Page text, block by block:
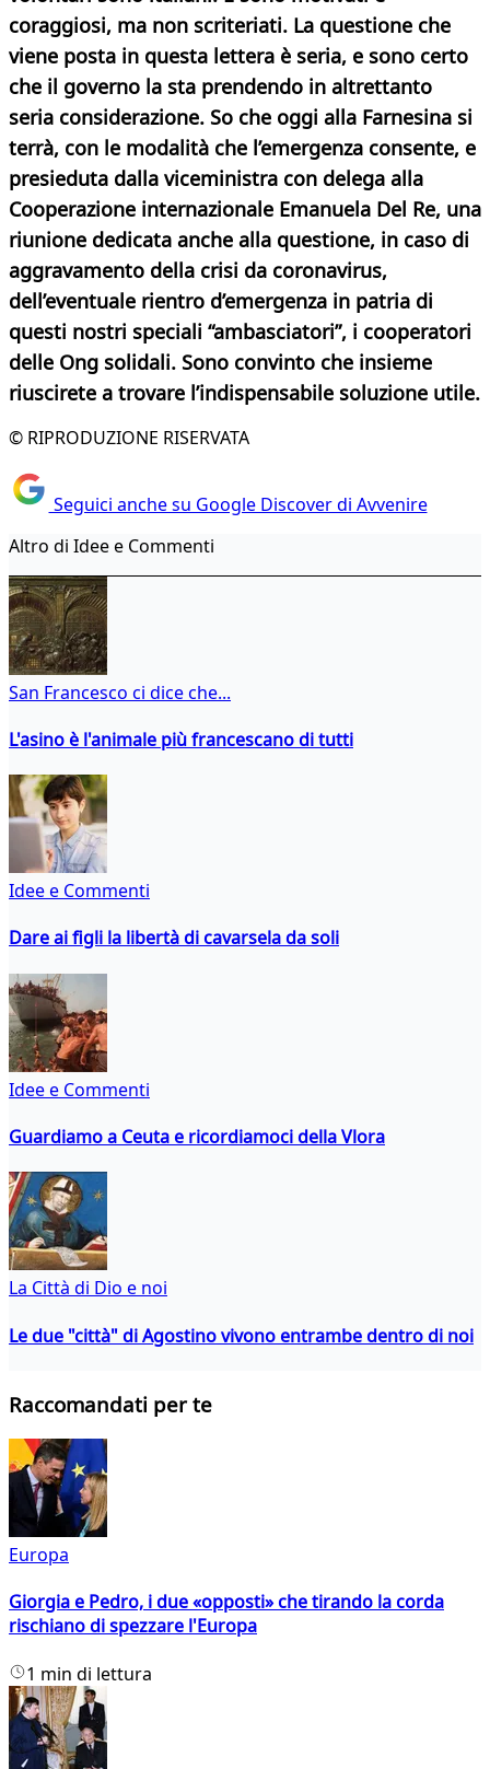
coraggiosi, ma non scriteriati. La questione che
viene posta in questa lettera è seria, e sono certo
che il governo la sta prendendo in altrettanto
seria considerazione. So che oggi alla Farnesina si
terrà, con le modalità che l’emergenza consente, e
presieduta dalla viceministra con delega alla
Cooperazione internazionale Emanuela Del Re, una
riunione dedicata anche alla questione, in caso di
aggravamento della crisi da coronavirus,
dell’eventuale rientro d’emergenza in patria di
questi nostri speciali “ambasciatori”, i cooperatori
delle Ong solidali. Sono convinto che insieme
riuscirete a trovare l’indispensabile soluzione utile.
© RIPRODUZIONE RISERVATA
Seguici anche su Google Discover di Avvenire
Altro di Idee e Commenti
San Francesco ci dice che...
L'asino è l'animale più francescano di tutti
Idee e Commenti
Dare ai figli la libertà di cavarsela da soli
Idee e Commenti
Guardiamo a Ceuta e ricordiamoci della Vlora
La Città di Dio e noi
Le due "città" di Agostino vivono entrambe dentro di noi
Raccomandati per te
Europa
Giorgia e Pedro, i due «opposti» che tirando la corda
rischiano di spezzare l'Europa
1 min di lettura